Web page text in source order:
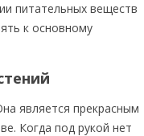
питательных веществ
к основному
является прекрасным
Когда под рукой нет